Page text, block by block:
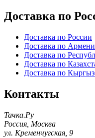
Доставка по
Доставка по России
Доставка по
Доставка по
Доставка по
Доставка по
Контакты
Тачка.Ру
Россия Москва
ул. Кременчугская, 9